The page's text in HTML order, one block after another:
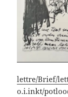
lettre/Brief/
o.i.inkt/